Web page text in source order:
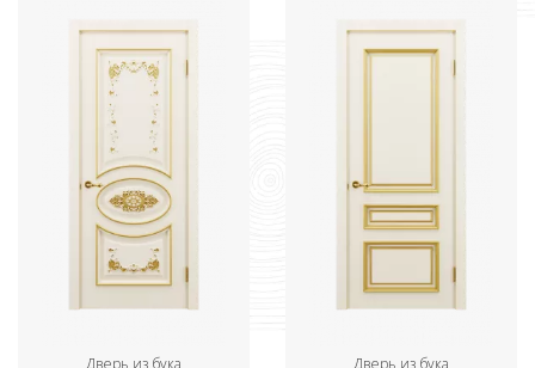
Дверь из бука Дверь из бука